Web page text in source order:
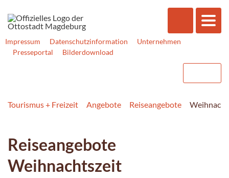
Impressum Datenschutzinformation
Unternehmen
Presseportal
Bilderdownload
Tourismus + Freizeit Angebote Reiseangebote
Reiseangebote
Weihnachtszeit